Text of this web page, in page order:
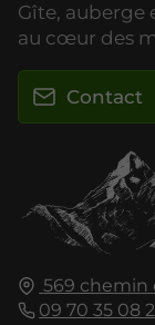
569 chemin
09 70 35 08
Gîte, auberge
au cœur des
Contact